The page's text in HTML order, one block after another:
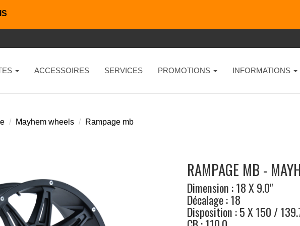
ACCESSOIRES SERVICES PROMOTIONS INFORMATIONS
Mayhem wheels Rampage mb
RAMPAGE MB -
Dimension : 18 X 9.0"
Décalage : 18
Disposition : 5 X 150 /